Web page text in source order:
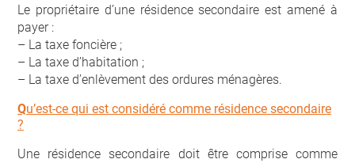
Le propriétaire d’une résidence secondaire est amené à
payer :
– La taxe foncière ;
– La taxe d’habitation ;
– La taxe d’enlèvement des ordures ménagères.
Qu’est-ce qui est considéré comme résidence secondaire
?
Une résidence secondaire doit être comprise comme